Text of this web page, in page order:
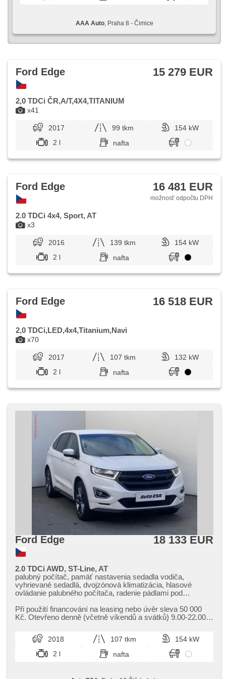
AAA Auto, Praha 8 - Čimice
x41
Ford Edge 15 279 EUR
2,0 TDCi ČR,A/T,4X4,TITANIUM
2017 99 tkm
154 kW
2 l
nafta
x3
Ford Edge 16 481 EUR
možnosť odpočtu DPH
2.0 TDCi 4x4, Sport, AT
2016 139 tkm
154 kW
2 l
nafta
x70
Ford Edge 16 518 EUR
2,0 TDCi,LED,4x4,Titanium,Navi
2017 107 tkm
132 kW
2 l
nafta
Ford Edge 18 133 EUR
2.0 TDCi AWD, ST-Line, AT
palubný počítač, pamäť nastavenia sedadla vodiča,
vyhrievané sedadlá, dvojzónová klimatizácia, hlasové
ovládanie palubného počítača, radenie pádlami pod
bluetooth, Android Auto, Apple CarPlay, ambientné
osvetlenie interiéru, el. okná, aut. klimatizácia, tempomat,
USB, tónované sklá, aut. prevodovka, bezkľúčové
odomykanie, el. vieko zavazadlového priestora, denné
svietenie, LED adaptívne svetlomety, automatické
prepínanie diaľkových svetiel, hliníkové kolesá, el. zrkadlá,
Při použití financování na leasing nebo úvěr sleva 50 000
Kč. Otevřeno denně (včetně víkendů a svátků) 9.00​-22.00
2018 107 tkm
154 kW
2 l
nafta